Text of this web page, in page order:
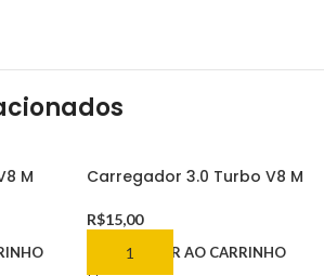
M Carregador 3.0 Turbo V8 M
R$15,00
ADICIONAR AO CARRINHO